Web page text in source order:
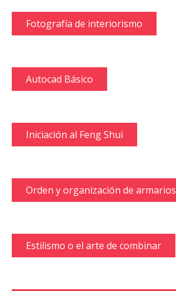
Fotografía de interiorismo
Autocad Básico
Iniciación al Feng Shui
Orden y organización de armarios
Estilismo o el arte de combinar